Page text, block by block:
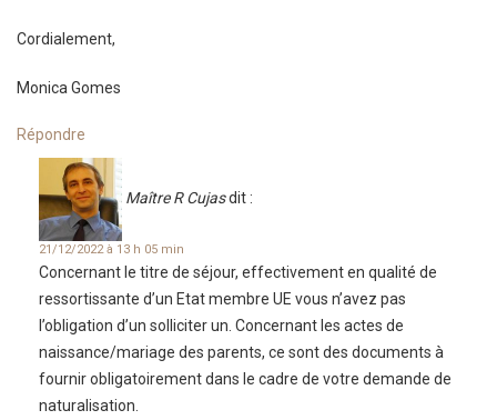
Cordialement,
Monica Gomes
Répondre
Maître R Cujasdit :
21/12/2022 à 13 h 05 min
Concernant le titre de séjour, effectivement en qualité de
ressortissante d’un Etat membre UE vous n’avez pas
l’obligation d’un solliciter un. Concernant les actes de
naissance/mariage des parents, ce sont des documents à
fournir obligatoirement dans le cadre de votre demande de
naturalisation.